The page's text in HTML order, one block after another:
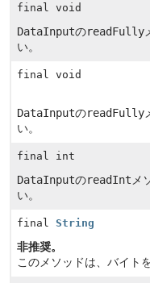
final void
DataInputのreadFully
い。
final void
DataInputのreadFully
い。
final int
DataInputのreadInt メ
い。
final String
非推奨。
このメソッドは、バイト